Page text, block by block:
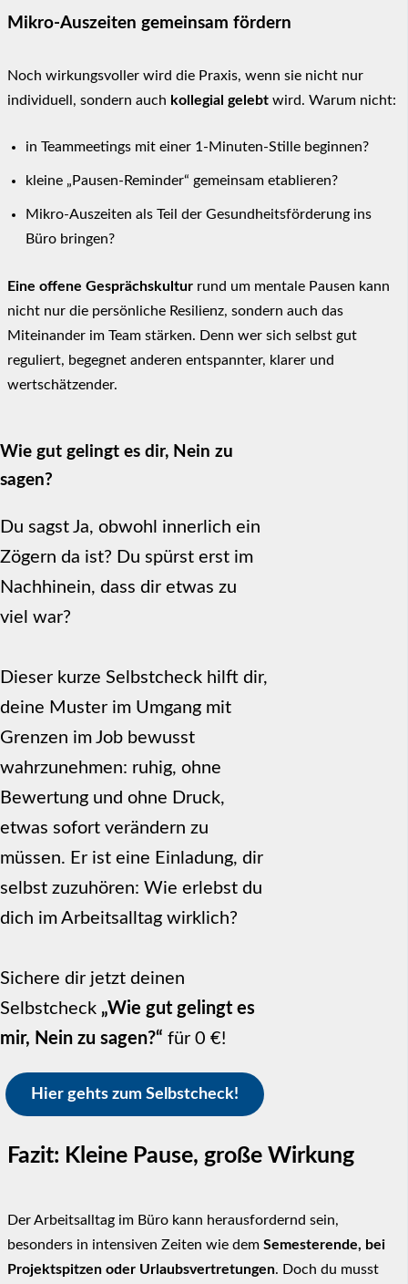
Mikro-Auszeiten gemeinsam fördern
Noch wirkungsvoller wird die Praxis, wenn sie nicht nur
individuell, sondern auch kollegial gelebt wird. Warum nicht:
in Teammeetings mit einer 1-Minuten-Stille beginnen?
kleine „Pausen-Reminder“ gemeinsam etablieren?
Mikro-Auszeiten als Teil der Gesundheitsförderung ins
Büro bringen?
Eine offene Gesprächskultur rund um mentale Pausen kann
nicht nur die persönliche Resilienz, sondern auch das
Miteinander im Team stärken. Denn wer sich selbst gut
reguliert, begegnet anderen entspannter, klarer und
wertschätzender.
Wie gut gelingt es dir, Nein zu
sagen?
Du sagst Ja, obwohl innerlich ein
Zögern da ist? Du spürst erst im
Nachhinein, dass dir etwas zu
viel war?
Dieser kurze Selbstcheck hilft dir,
deine Muster im Umgang mit
Grenzen im Job bewusst
wahrzunehmen: ruhig, ohne
Bewertung und ohne Druck,
etwas sofort verändern zu
müssen. Er ist eine Einladung, dir
selbst zuzuhören: Wie erlebst du
dich im Arbeitsalltag wirklich?
Sichere dir jetzt deinen
Selbstcheck „Wie gut gelingt es
mir, Nein zu sagen?“ für 0 €!
Hier gehts zum Selbstcheck!
Fazit: Kleine Pause, große Wirkung
Der Arbeitsalltag im Büro kann herausfordernd sein,
besonders in intensiven Zeiten wie dem Semesterende, bei
Projektspitzen oder Urlaubsvertretungen. Doch du musst